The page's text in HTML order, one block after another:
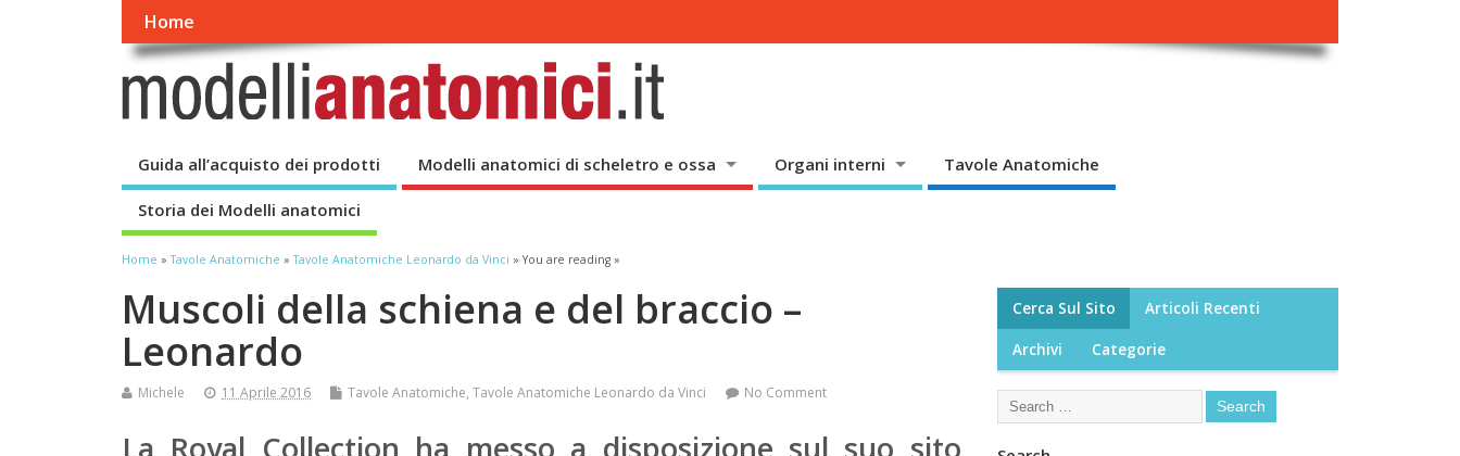
Home
Guida all’acquisto dei prodotti Modelli anatomici di scheletro e ossa Organi interni Tavole Anatomiche
Storia dei Modelli anatomici
Home »Tavole Anatomiche »Tavole Anatomiche Leonardo da Vinci » You are reading »
Muscoli della schiena e del braccio –
Leonardo
Michele 11 Aprile 2016 Tavole Anatomiche, Tavole Anatomiche Leonardo da Vinci No Comment
La Royal Collection ha messo a disposizione sul suo sito
Cerca Sul Sito Articoli Recenti
Archivi Categorie